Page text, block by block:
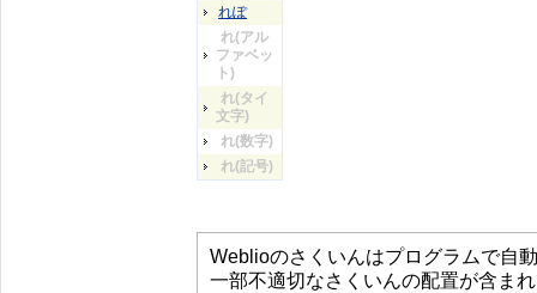
れぽ
れ(アル
ファベッ
ト)
れ(タイ
文字)
れ(数字)
れ(記号)
Weblioのさくいんはプログラムで自
一部不適切なさくいんの配置が含ま